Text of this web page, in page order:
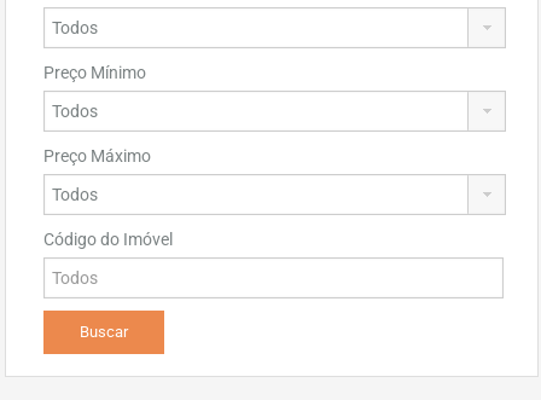
Preço Mínimo
Preço Máximo
Código do Imóvel